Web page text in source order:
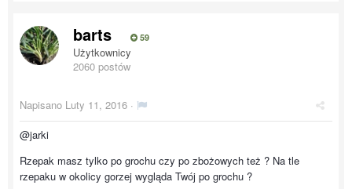
barts 59
Użytkownicy
2060 postów
Napisano Luty 11, 2016 ·
@jarki
Rzepak masz tylko po grochu czy po zbożowych też ? Na tle
rzepaku w okolicy gorzej wygląda Twój po grochu ?